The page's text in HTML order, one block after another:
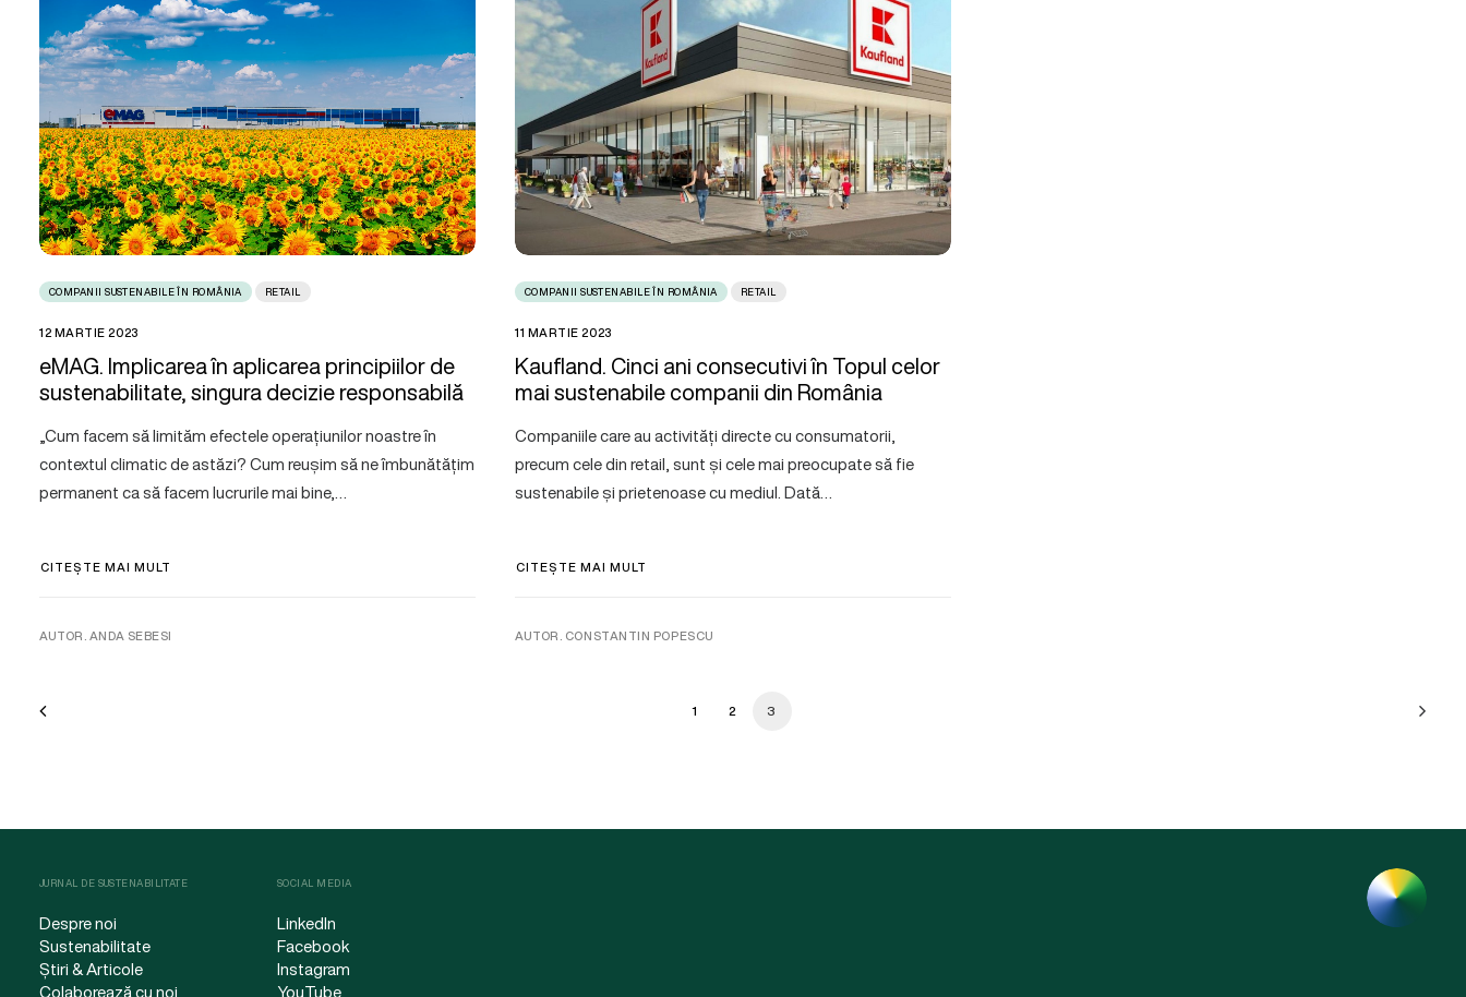
COMPANII SUSTENABILE ÎN ROMÂNIA RETAIL
12 MARTIE 2023
eMAG. Implicarea în aplicarea principiilor de
sustenabilitate, singura decizie responsabilă
„Cum facem să limităm efectele operațiunilor noastre în
contextul climatic de astăzi? Cum reușim să ne îmbunătățim
permanent ca să facem lucrurile mai bine,…
CITEȘTE MAI MULT
AUTOR. ANDA SEBESI
COMPANII SUSTENABILE ÎN ROMÂNIA RETAIL
11 MARTIE 2023
Kaufland. Cinci ani consecutivi în Topul celor
mai sustenabile companii din România
Companiile care au activități directe cu consumatorii,
precum cele din retail, sunt și cele mai preocupate să fie
sustenabile și prietenoase cu mediul. Dată…
CITEȘTE MAI MULT
AUTOR. CONSTANTIN POPESCU
1 2 3
JURNAL DE SUSTENABILITATE
Despre noi
Sustenabilitate
Știri & Articole
Colaborează cu noi
SOCIAL MEDIA
LinkedIn
Facebook
Instagram
YouTube